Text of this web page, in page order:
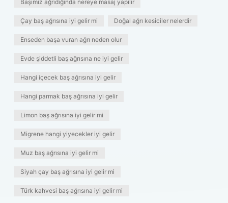
Başımız ağrıdığında nereye masaj yapılır
Çay baş ağrısına iyi gelir mi Doğal ağrı kesiciler nelerdir
Enseden başa vuran ağrı neden olur
Evde şiddetli baş ağrısına ne iyi gelir
Hangi içecek baş ağrısına iyi gelir
Hangi parmak baş ağrısına iyi gelir
Limon baş ağrısına iyi gelir mi
Migrene hangi yiyecekler iyi gelir
Muz baş ağrısına iyi gelir mi
Siyah çay baş ağrısına iyi gelir mi
Türk kahvesi baş ağrısına iyi gelir mi